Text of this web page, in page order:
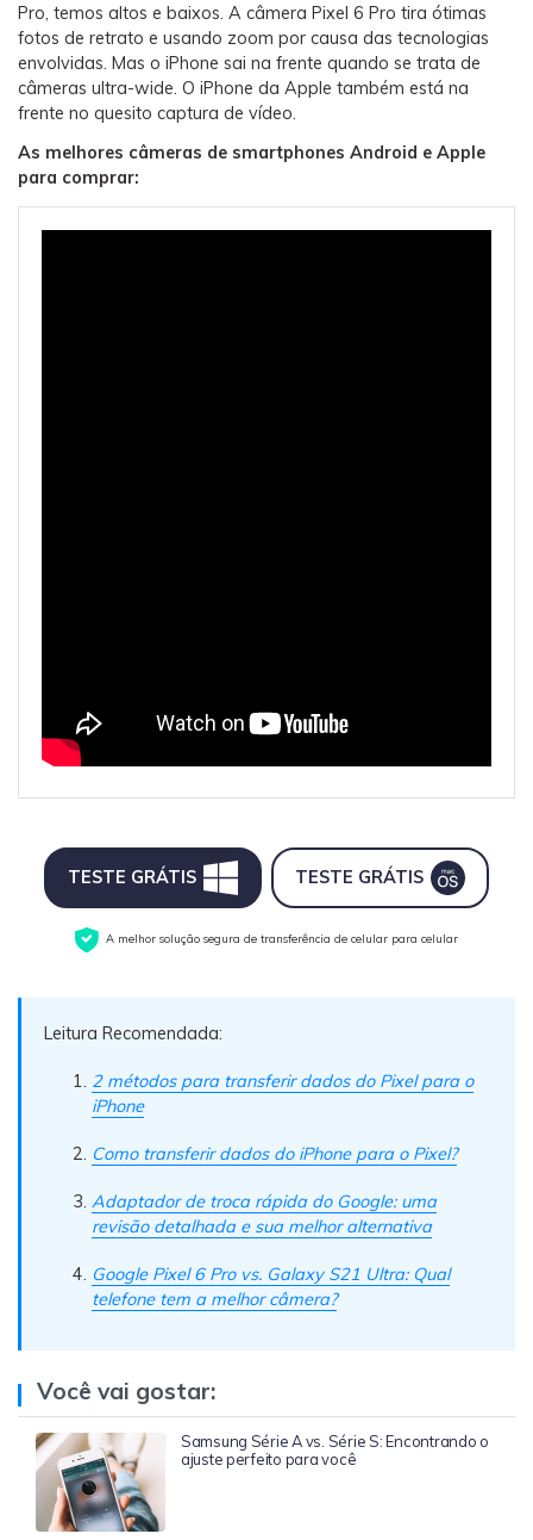
Pro, temos altos e baixos. A câmera Pixel 6 Pro tira ótimas
fotos de retrato e usando zoom por causa das tecnologias
envolvidas. Mas o iPhone sai na frente quando se trata de
câmeras ultra-wide. O iPhone da Apple também está na
frente no quesito captura de vídeo.
As melhores câmeras de smartphones Android e Apple
para comprar:
TESTE GRÁTIS TESTE GRÁTIS
A melhor solução segura de transferência de celular para celular
Leitura Recomendada:
2 métodos para transferir dados do Pixel para o
iPhone
Como transferir dados do iPhone para o Pixel?
Adaptador de troca rápida do Google: uma
revisão detalhada e sua melhor alternativa
Google Pixel 6 Pro vs. Galaxy S21 Ultra: Qual
telefone tem a melhor câmera?
Você vai gostar:
Samsung Série A vs. Série S: Encontrando o
ajuste perfeito para você